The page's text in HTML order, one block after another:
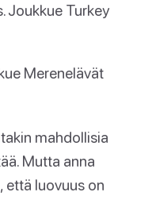
Joukkue Turkey
Merenelävät
mahdollisia
Mutta anna
että luovuus on